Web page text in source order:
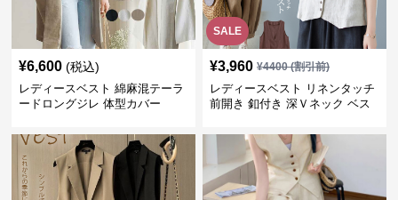
¥6,600 (税込)
レディースベスト 綿麻混テーラ
ードロングジレ 体型カバー
SALE
¥3,960 ¥4400(割引前)
レディースベスト リネンタッチ
前開き 釦付き 深Ｖネック ベス